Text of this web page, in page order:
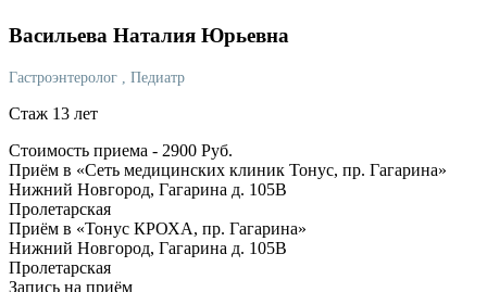
Васильева Наталия Юрьевна
Гастроэнтеролог , Педиатр
Стаж 13 лет
Стоимость приема - 2900 Руб.
Приём в «Сеть медицинских клиник Тонус, пр. Гагарина»
Нижний Новгород, Гагарина д. 105В
Пролетарская
Приём в «Тонус КРОХА, пр. Гагарина»
Нижний Новгород, Гагарина д. 105В
Пролетарская
Запись на приём